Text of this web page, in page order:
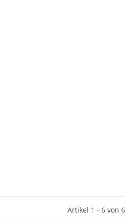
Artikel 1 - 6 von 6